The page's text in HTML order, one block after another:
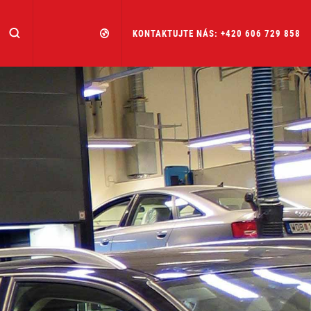
KONTAKTUJTE NÁS: +420 606 729 858